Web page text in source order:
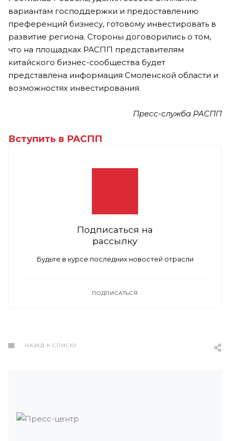
вариантам господдержки и предоставлению
преференций бизнесу, готовому инвестировать в
развитие региона. Стороны договорились о том,
что на площадках РАСПП представителям
китайского бизнес-сообщества будет
представлена информация Смоленской области и
возможностях инвестирования.
Пресс-служба РАСПП
Вступить в РАСПП
Подписаться на
рассылку
Будьте в курсе последних новостей отрасли
ПОДПИСАТЬСЯ
НАЗАД К СПИСКУ